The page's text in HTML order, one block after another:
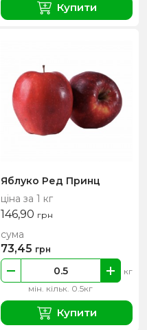
Купити
Яблуко Ред Принц
ціна за 1 кг
146,90 грн
мін. кільк. 0.5кг
кг
сума
73,45 грн
Купити